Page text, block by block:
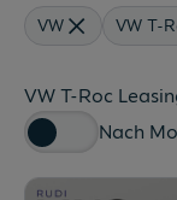
VW VW T-
VW T-Roc
Nach